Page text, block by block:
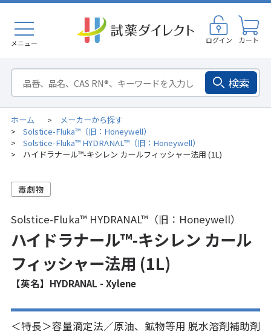
メニュー ログイン カート
検索
ホーム > メーカーから探す
> Solstice-Fluka™（旧：Honeywell）
> Solstice-Fluka™ HYDRANAL™（旧：Honeywell）
> ハイドラナール™-キシレン カールフィッシャー法用 (1L)
Solstice-Fluka™ HYDRANAL™（旧：Honeywell）
ハイドラナール™-キシレン カール
フィッシャー法用 (1L)
【英名】HYDRANAL - Xylene
＜特長＞容量滴定法／原油、鉱物等用 脱水溶剤補助剤